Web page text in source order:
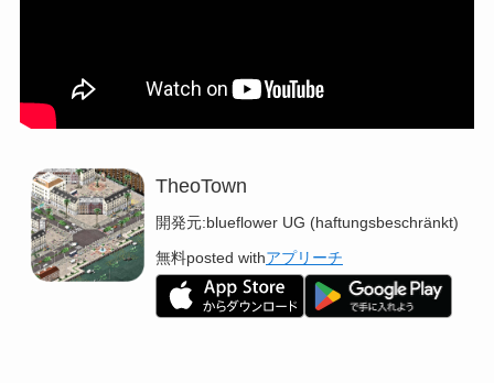
TheoTown
開発元:blueflower UG (haftungsbeschränkt)
無料posted withアプリーチ